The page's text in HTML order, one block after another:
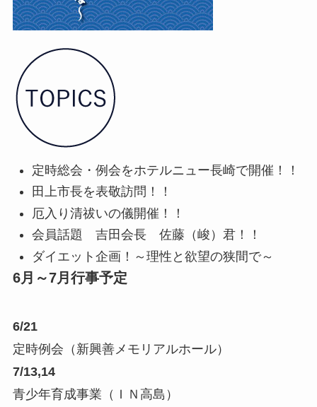
定時総会・例会をホテルニュー長崎で開催！！
田上市長を表敬訪問！！
厄入り清祓いの儀開催！！
会員話題 吉田会長 佐藤（峻）君！！
ダイエット企画！～理性と欲望の狭間で～
6月～7月行事予定
6/21
定時例会（新興善メモリアルホール）
7/13,14
青少年育成事業（ＩＮ高島）